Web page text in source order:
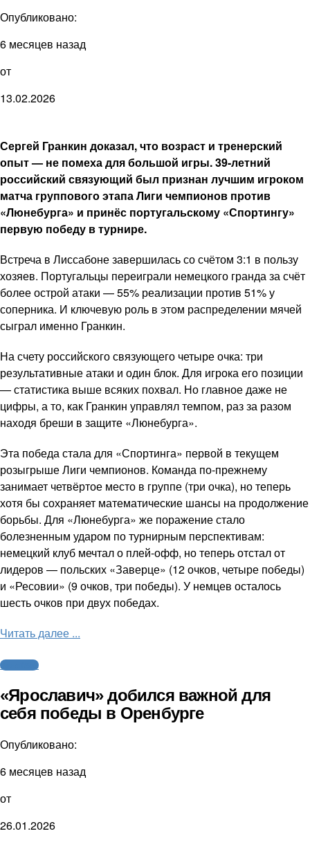
Опубликовано:
6 месяцев назад
от
13.02.2026
Сергей Гранкин доказал, что возраст и тренерский
опыт — не помеха для большой игры. 39-летний
российский связующий был признан лучшим игроком
матча группового этапа Лиги чемпионов против
«Люнебурга» и принёс португальскому «Спортингу»
первую победу в турнире.
Встреча в Лиссабоне завершилась со счётом 3:1 в пользу
хозяев. Португальцы переиграли немецкого гранда за счёт
более острой атаки — 55% реализации против 51% у
соперника. И ключевую роль в этом распределении мячей
сыграл именно Гранкин.
На счету российского связующего четыре очка: три
результативные атаки и один блок. Для игрока его позиции
— статистика выше всяких похвал. Но главное даже не
цифры, а то, как Гранкин управлял темпом, раз за разом
находя бреши в защите «Люнебурга».
Эта победа стала для «Спортинга» первой в текущем
розыгрыше Лиги чемпионов. Команда по-прежнему
занимает четвёртое место в группе (три очка), но теперь
хотя бы сохраняет математические шансы на продолжение
борьбы. Для «Люнебурга» же поражение стало
болезненным ударом по турнирным перспективам:
немецкий клуб мечтал о плей-офф, но теперь отстал от
лидеров — польских «Заверце» (12 очков, четыре победы)
и «Ресовии» (9 очков, три победы). У немцев осталось
шесть очков при двух победах.
Читать далее ...
Волейбол
«Ярославич» добился важной для
себя победы в Оренбурге
Опубликовано:
6 месяцев назад
от
26.01.2026